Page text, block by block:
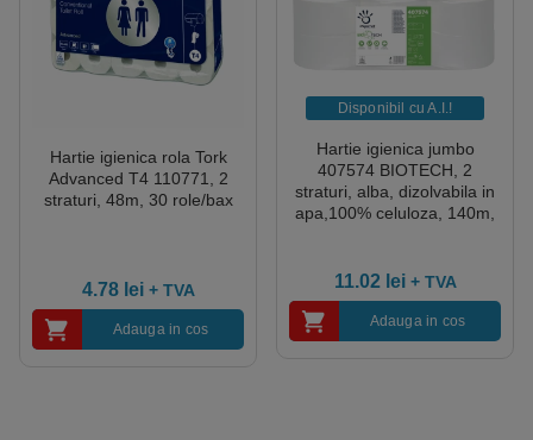
Hartie igienica rola Tork
Advanced T4 110771, 2
straturi, 48m, 30 role/bax
4.78 lei + TVA
Adauga in cos
Disponibil cu A.I.​!
Hartie igienica jumbo
407574 BIOTECH, 2
straturi, alba, dizolvabila in
apa,100% celuloza, 140m,
11.02 lei + TVA
Adauga in cos